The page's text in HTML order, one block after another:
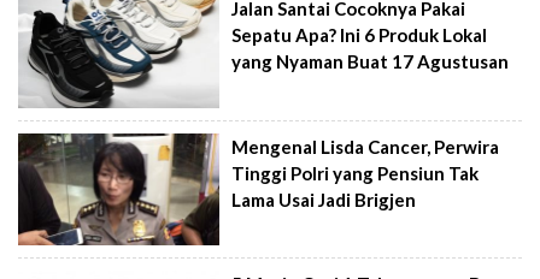
Jalan Santai Cocoknya Pakai
Sepatu Apa? Ini 6 Produk Lokal
yang Nyaman Buat 17 Agustusan
Mengenal Lisda Cancer, Perwira
Tinggi Polri yang Pensiun Tak
Lama Usai Jadi Brigjen